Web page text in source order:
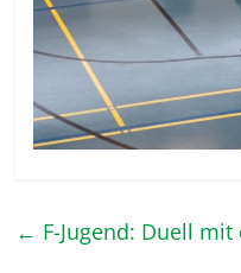
← F-Jugend: Duell